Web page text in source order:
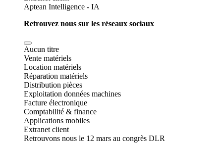
Aptean Intelligence - IA
Retrouvez nous sur les réseaux sociaux
Aucun titre
Vente matériels
Location matériels
Réparation matériels
Distribution pièces
Exploitation données machines
Facture électronique
Comptabilité & finance
Applications mobiles
Extranet client
Retrouvons nous le 12 mars au congrès DLR